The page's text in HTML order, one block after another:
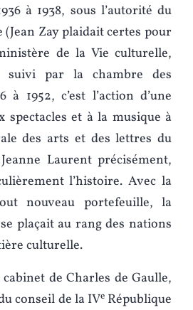
à 1938, sous l’autorité du
Zay plaidait certes pour
de la Vie culturelle,
par la chambre des
à 1952, c’est l’action d’une
spectacles et à la musique à
des arts et des lettres du
Laurent précisément,
l’histoire. Avec la
nouveau portefeuille, la
plaçait au rang des nations
culturelle.
de Charles de Gaulle,
conseil de la IVeRépublique